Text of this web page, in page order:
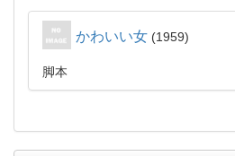
かわいい女 1959
脚本